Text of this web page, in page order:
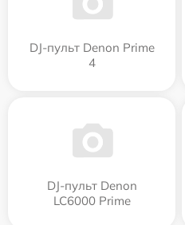
DJ-пульт Denon Prime
4
DJ-пульт Denon
LC6000 Prime